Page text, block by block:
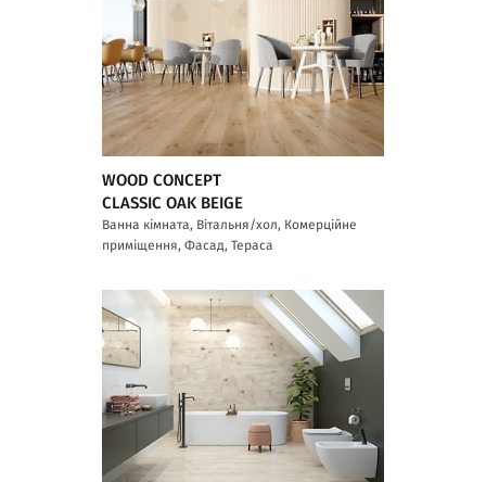
WOOD CONCEPT
CLASSIC OAK BEIGE
Ванна кімната, Вітальня/хол, Комерційне
приміщення, Фасад, Тераса